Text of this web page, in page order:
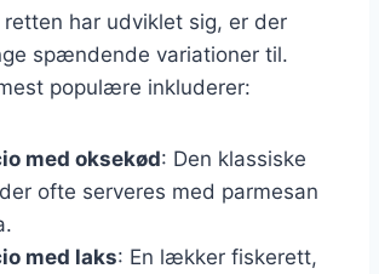
har udviklet sig, er der
spændende variationer til.
populære inkluderer:
med oksekød: Den klassiske
ofte serveres med parmesan
med laks: En lækker fiskerett,